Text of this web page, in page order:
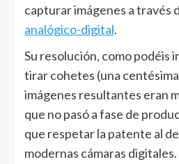
capturar imágenes a través
analógico-digital.
Su resolución, como podéis
tirar cohetes (una
imágenes resultantes eran
que no pasó a fase de
que respetar la patente al
modernas cámaras digitales.